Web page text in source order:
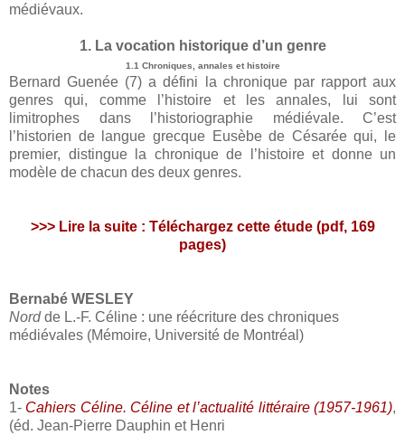
médiévaux.
1. La vocation historique d’un genre
1.1 Chroniques, annales et histoire
Bernard Guenée (7) a défini la chronique par rapport aux
genres qui, comme l’histoire et les annales, lui sont
limitrophes dans l’historiographie médiévale. C’est
l’historien de langue grecque Eusèbe de Césarée qui, le
premier, distingue la chronique de l’histoire et donne un
modèle de chacun des deux genres.
>>> Lire la suite : Téléchargez cette étude (pdf, 169
pages)
Bernabé WESLEY
Nordde L.-F. Céline : une réécriture des chroniques
médiévales (Mémoire, Université de Montréal)
Notes
1- Cahiers Céline. Céline et l’actualité littéraire (1957-1961),
(éd. Jean-Pierre Dauphin et Henri